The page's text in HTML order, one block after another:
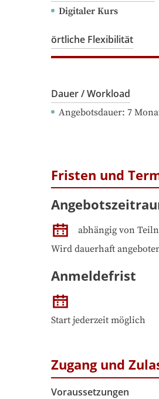
Digitaler Kurs
örtliche Flexibilität
Dauer / Workload
Angebotsdauer: 7
Fristen und
abhängig von
Wird dauerhaft
Anmeldefrist
Start jederzeit möglich
Zugang und
Voraussetzungen